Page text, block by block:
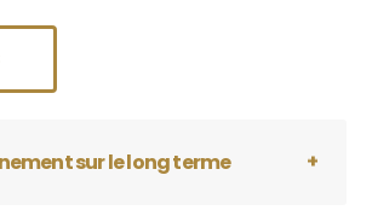
sur le long terme